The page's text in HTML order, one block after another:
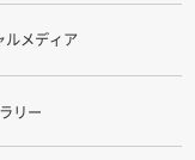
ルメディア
リー